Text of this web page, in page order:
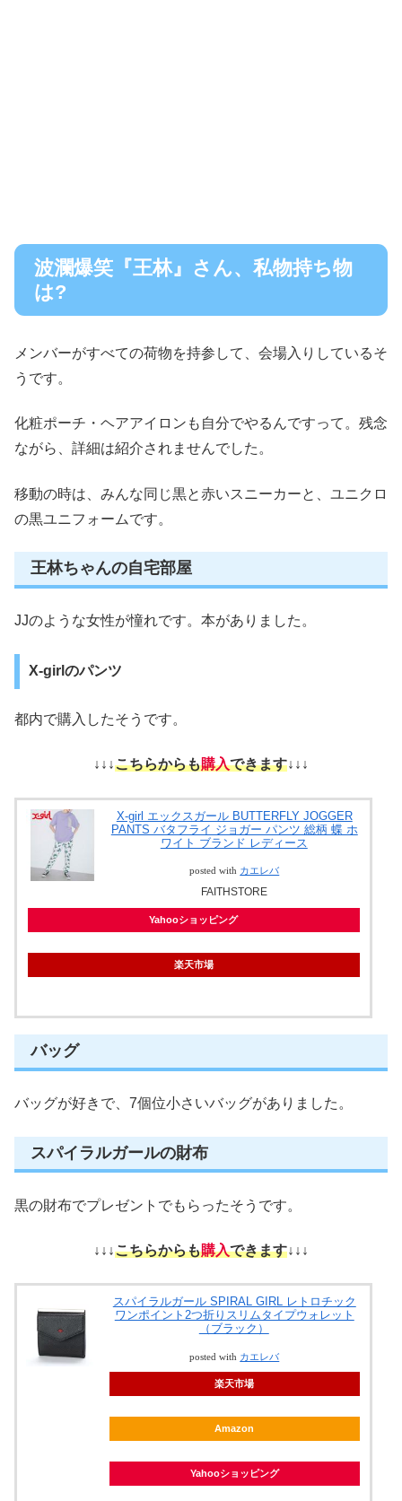
波瀾爆笑『王林』さん、私物持ち物
は?
メンバーがすべての荷物を持参して、会場入りしているそ
うです。
化粧ポーチ・ヘアアイロンも自分でやるんですって。残念
ながら、詳細は紹介されませんでした。
移動の時は、みんな同じ黒と赤いスニーカーと、ユニクロ
の黒ユニフォームです。
王林ちゃんの自宅部屋
JJのような女性が憧れです。本がありました。
X-girlのパンツ
都内で購入したそうです。
↓↓↓こちらからも購入できます↓↓↓
X-girl エックスガール BUTTERFLY JOGGER
PANTS バタフライ ジョガー パンツ 総柄 蝶 ホ
ワイト ブランド レディース
posted with カエレバ
FAITHSTORE
Yahooショッピング
楽天市場
バッグ
バッグが好きで、7個位小さいバッグがありました。
スパイラルガールの財布
黒の財布でプレゼントでもらったそうです。
↓↓↓こちらからも購入できます↓↓↓
スパイラルガール SPIRAL GIRL レトロチック
ワンポイント2つ折りスリムタイプウォレット
（ブラック）
posted with カエレバ
楽天市場
Amazon
Yahooショッピング